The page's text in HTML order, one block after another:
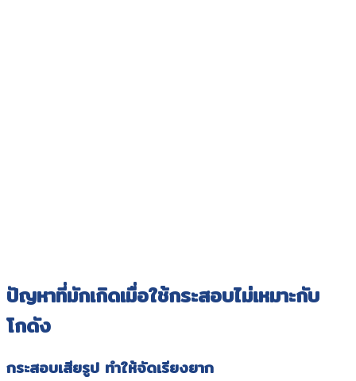
ปัญหาที่มักเกิดเมื่อใช้กระสอบไม่เหมาะกับ
โกดัง
กระสอบเสียรูป ทำให้จัดเรียงยาก